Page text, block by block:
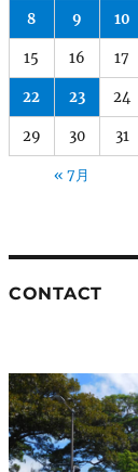
8 9 10
15 16 17
22 23 24
29 30 31
« 7月
CONTACT